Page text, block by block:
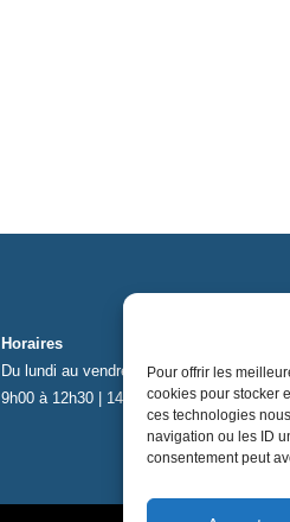
Pour offrir les
cookies pour stocker
ces technologies
navigation ou les ID
consentement peut
Horaires
Du lundi au vendredi
9h00 à 12h30 | 14h00 à 17h00